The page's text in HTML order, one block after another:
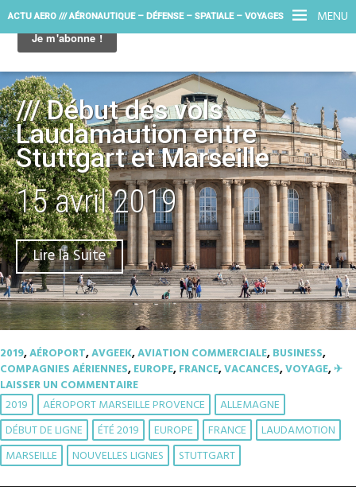
MENU
ACTU AERO /// AÉRONAUTIQUE – DÉFENSE – SPATIALE – VOYAGES
/// Début des vols
Laudamaution entre
Stuttgart et Marseille
15 avril 2019
Lire la Suite
2019,AÉROPORT,AVGEEK,AVIATION COMMERCIALE,BUSINESS,
COMPAGNIES AÉRIENNES,EUROPE,FRANCE,VACANCES,VOYAGE,✈︎
LAISSER UN COMMENTAIRE
2019 AÉROPORT MARSEILLE PROVENCE
ALLEMAGNE
DÉBUT DE LIGNE
ÉTÉ 2019 EUROPE FRANCE
LAUDAMOTION
MARSEILLE
NOUVELLES LIGNES STUTTGART